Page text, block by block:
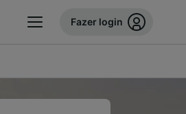
Fazer login